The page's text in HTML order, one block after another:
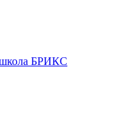
школа БРИКС